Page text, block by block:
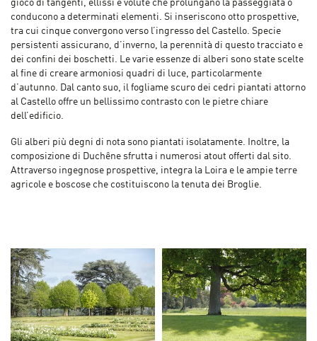
gioco di tangenti, ellissi e volute che prolungano la passeggiata o
conducono a determinati elementi. Si inseriscono otto prospettive,
tra cui cinque convergono verso l’ingresso del Castello. Specie
persistenti assicurano, d’inverno, la perennità di questo tracciato e
dei confini dei boschetti. Le varie essenze di alberi sono state scelte
al fine di creare armoniosi quadri di luce, particolarmente
d’autunno. Dal canto suo, il fogliame scuro dei cedri piantati attorno
al Castello offre un bellissimo contrasto con le pietre chiare
dell’edificio.
Gli alberi più degni di nota sono piantati isolatamente. Inoltre, la
composizione di Duchêne sfrutta i numerosi atout offerti dal sito.
Attraverso ingegnose prospettive, integra la Loira e le ampie terre
agricole e boscose che costituiscono la tenuta dei Broglie.